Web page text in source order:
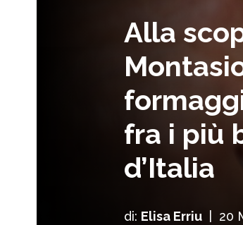
Alla
fra i più
d’Italia
di: Elisa Erriu 20